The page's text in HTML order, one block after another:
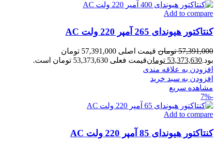
Add to compare
کنتاکتور هیوندای 265 آمپر 220 ولت AC
57,391,000 تومان
قیمت اصلی 57,391,000 تومان
بود.53,373,630 تومانقیمت فعلی 53,373,630 تومان است.
افزودن به علاقه مندی
افزودن به سبد خرید
مشاهده سریع
-7%
Add to compare
کنتاکتور هیوندای 85 آمپر 220 ولت AC